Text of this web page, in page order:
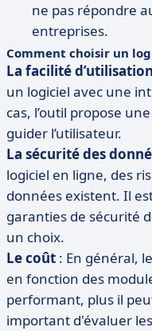
ne pas répondre
entreprises.
Comment choisir un
La facilité d’utilisation
un logiciel avec une
cas, l’outil propose
guider l’utilisateur.
La sécurité des
logiciel en ligne, des
données existent. Il
garanties de sécurité
un choix.
Le coût : En général,
en fonction des
performant, plus il
important d'évaluer